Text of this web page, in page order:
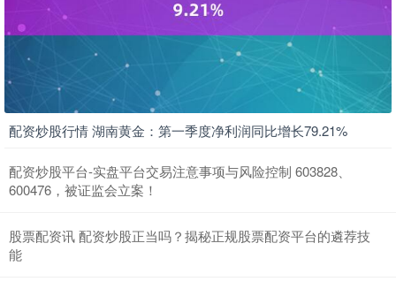
上证综指 3900.35 +21.92 +0.57%
配资炒股行情 湖南黄金：第一季度净利润同比增长79.21%
配资炒股平台-实盘平台交易注意事项与风险控制 603828、
600476，被证监会立案！
股票配资讯 配资炒股正当吗？揭秘正规股票配资平台的遴荐技
能